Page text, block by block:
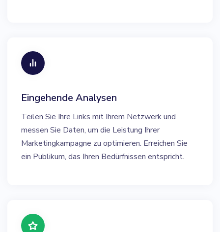
Eingehende Analysen
Teilen Sie Ihre Links mit Ihrem Netzwerk und
messen Sie Daten, um die Leistung Ihrer
Marketingkampagne zu optimieren. Erreichen Sie
ein Publikum, das Ihren Bedürfnissen entspricht.